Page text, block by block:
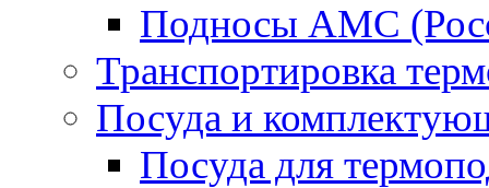
Подносы AMC
Транспортировка
Посуда и
Посуда для